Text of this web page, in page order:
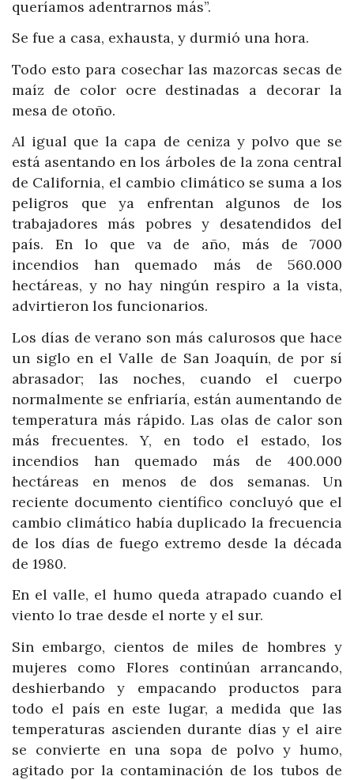
queríamos adentrarnos más”.
Se fue a casa, exhausta, y durmió una hora.
Todo esto para cosechar las mazorcas secas de
maíz de color ocre destinadas a decorar la
mesa de otoño.
Al igual que la capa de ceniza y polvo que se
está asentando en los árboles de la zona central
de California, el cambio climático se suma a los
peligros que ya enfrentan algunos de los
trabajadores más pobres y desatendidos del
país. En lo que va de año, más de 7000
incendios han quemado más de 560.000
hectáreas, y no hay ningún respiro a la vista,
advirtieron los funcionarios.
Los días de verano son más calurosos que hace
un siglo en el Valle de San Joaquín, de por sí
abrasador; las noches, cuando el cuerpo
normalmente se enfriaría, están aumentando de
temperatura más rápido. Las olas de calor son
más frecuentes. Y, en todo el estado, los
incendios han quemado más de 400.000
hectáreas en menos de dos semanas. Un
reciente documento científico concluyó que el
cambio climático había duplicado la frecuencia
de los días de fuego extremo desde la década
de 1980.
En el valle, el humo queda atrapado cuando el
viento lo trae desde el norte y el sur.
Sin embargo, cientos de miles de hombres y
mujeres como Flores continúan arrancando,
deshierbando y empacando productos para
todo el país en este lugar, a medida que las
temperaturas ascienden durante días y el aire
se convierte en una sopa de polvo y humo,
agitado por la contaminación de los tubos de